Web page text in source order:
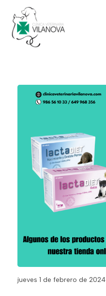
jueves 1 de febrero de 2024